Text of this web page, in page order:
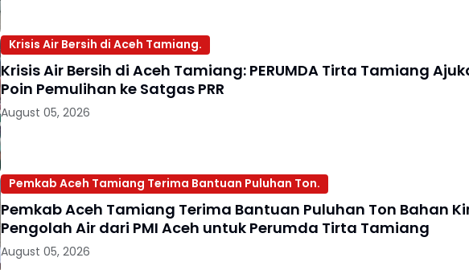
Krisis Air Bersih di Aceh Tamiang.
Krisis Air Bersih di Aceh Tamiang: PERUMDA Tirta Tamiang
Poin Pemulihan ke Satgas PRR
August 05, 2026
Pemkab Aceh Tamiang Terima Bantuan Puluhan Ton.
Pemkab Aceh Tamiang Terima Bantuan Puluhan Ton Bahan
Pengolah Air dari PMI Aceh untuk Perumda Tirta Tamiang
August 05, 2026